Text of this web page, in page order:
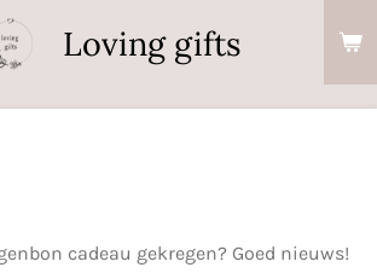
Loving gifts
cadeau gekregen? Goed nieuws!